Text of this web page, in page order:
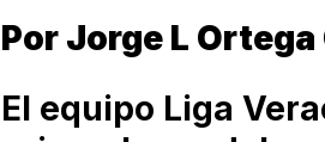
Por Jorge L
El equipo Liga